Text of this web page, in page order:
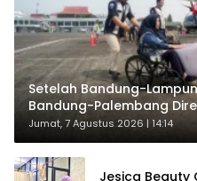
Setelah Bandung-
Bandung-Palembang
Penumpang
Jumat, 7 Agustus 2026 | 14:14
Jesica Beauty